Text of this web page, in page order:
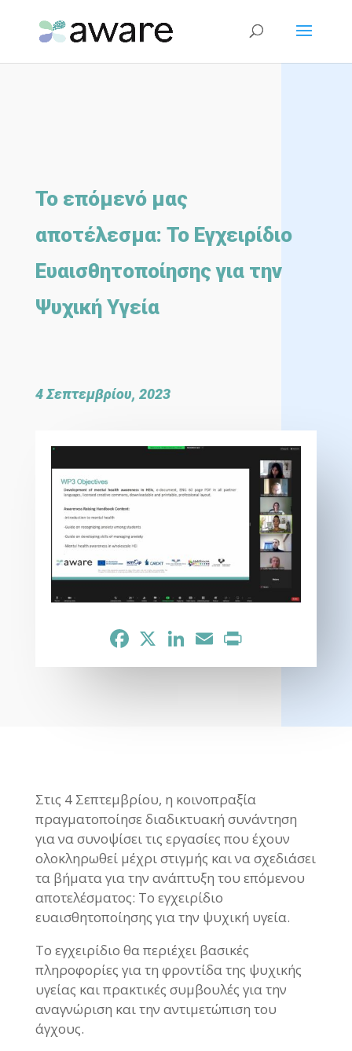
Το επόμενό μας
αποτέλεσμα: Το Εγχειρίδιο
Ευαισθητοποίησης για την
Ψυχική Υγεία
4 Σεπτεμβρίου, 2023
Facebook LinkedInEmail
Στις 4 Σεπτεμβρίου, η κοινοπραξία
πραγματοποίησε διαδικτυακή συνάντηση
για να συνοψίσει τις εργασίες που έχουν
ολοκληρωθεί μέχρι στιγμής και να σχεδιάσει
τα βήματα για την ανάπτυξη του επόμενου
αποτελέσματος: Το εγχειρίδιο
ευαισθητοποίησης για την ψυχική υγεία.
Το εγχειρίδιο θα περιέχει βασικές
πληροφορίες για τη φροντίδα της ψυχικής
υγείας και πρακτικές συμβουλές για την
αναγνώριση και την αντιμετώπιση του
άγχους.